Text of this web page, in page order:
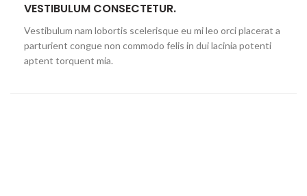
VESTIBULUM CONSECTETUR.
Vestibulum nam lobortis scelerisque eu mi leo orci placerat a
parturient congue non commodo felis in dui lacinia potenti
aptent torquent mia.